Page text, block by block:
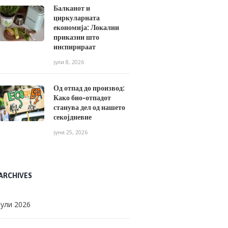
Балканот и
циркуларната
економија: Локални
приказни што
инспирираат
јули 8, 2026
Од отпад до производ:
Како био-отпадот
станува дел од нашето
секојдневие
јуни 25, 2026
2026